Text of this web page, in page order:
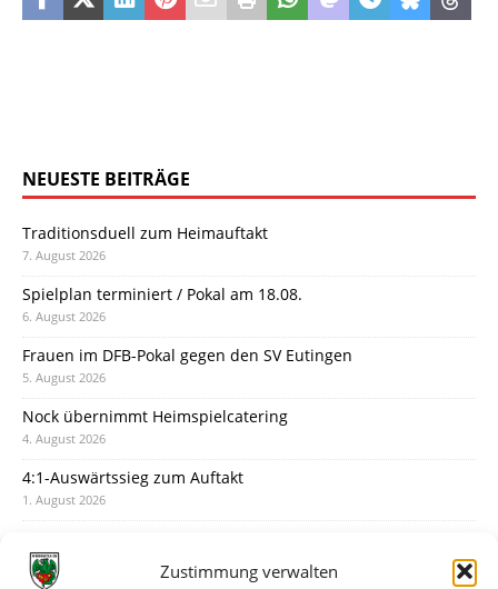
Zustimmung verwalten
NEUESTE BEITRÄGE
Traditionsduell zum Heimauftakt
7. August 2026
Spielplan terminiert / Pokal am 18.08.
6. August 2026
Frauen im DFB-Pokal gegen den SV Eutingen
5. August 2026
Nock übernimmt Heimspielcatering
4. August 2026
4:1-Auswärtssieg zum Auftakt
1. August 2026
31. Juli 2026